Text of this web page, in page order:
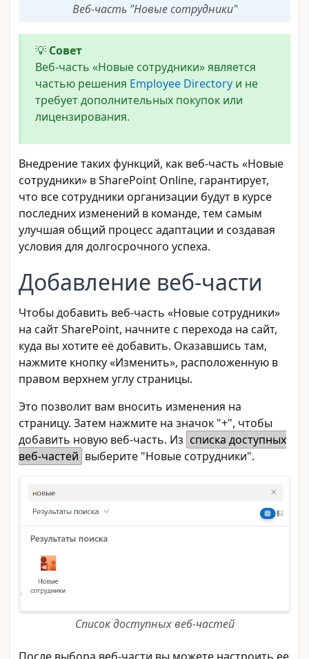
Веб-часть "Новые сотрудники"
💡 Совет
Веб-часть «Новые сотрудники» является
частью решения Employee Directory и не
требует дополнительных покупок или
лицензирования.
Внедрение таких функций, как веб-часть «Новые
сотрудники» в SharePoint Online, гарантирует,
что все сотрудники организации будут в курсе
последних изменений в команде, тем самым
улучшая общий процесс адаптации и создавая
условия для долгосрочного успеха.
Добавление веб-части
Чтобы добавить веб-часть «Новые сотрудники»
на сайт SharePoint, начните с перехода на сайт,
куда вы хотите её добавить. Оказавшись там,
нажмите кнопку «Изменить», расположенную в
правом верхнем углу страницы.
Это позволит вам вносить изменения на
страницу. Затем нажмите на значок "+", чтобы
добавить новую веб-часть. Из списка доступных
веб-частей выберите "Новые сотрудники".
Список доступных веб-частей